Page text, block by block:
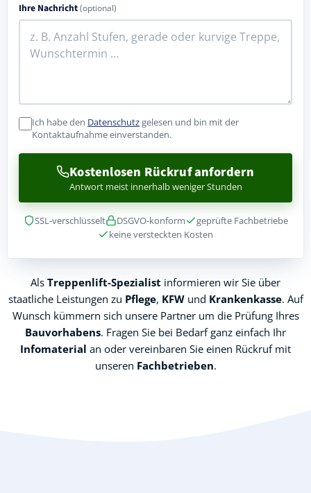
Ihre Nachricht(optional)
Ich habe den Datenschutzgelesen und bin mit der
Kontaktaufnahme einverstanden.
Kostenlosen Rückruf anfordern
Antwort meist innerhalb weniger Stunden
SSL-verschlüsselt DSGVO-konform
geprüfte Fachbetriebe
keine versteckten Kosten
Als Treppenlift-Spezialist informieren wir Sie über
staatliche Leistungen zu Pflege, KFWund Krankenkasse. Auf
Wunsch kümmern sich unsere Partner um die Prüfung Ihres
Bauvorhabens. Fragen Sie bei Bedarf ganz einfach Ihr
Infomaterial an oder vereinbaren Sie einen Rückruf mit
unseren Fachbetrieben.